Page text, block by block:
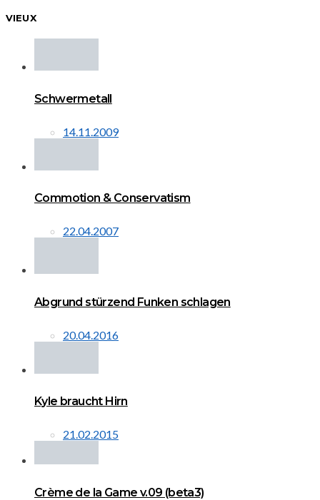
VIEUX
Schwermetall
14.11.2009
Commotion & Conservatism
22.04.2007
Abgrund stürzend Funken schlagen
20.04.2016
Kyle braucht Hirn
21.02.2015
Crème de la Game v.09 (beta3)